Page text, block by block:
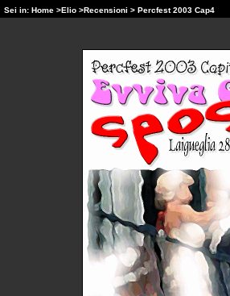
Sei in: Home >Elio >Recensioni > Percfest 2003 Cap4